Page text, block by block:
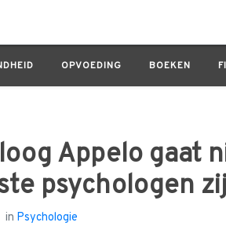
OPVOEDING BOEKEN
Appelo gaat niet in therapie: 'De meeste
Appelo gaat
psychologen
in Psychologie